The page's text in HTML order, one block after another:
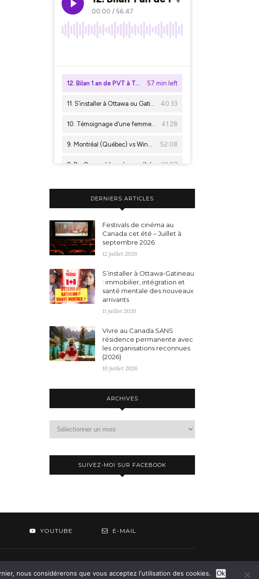
DERNIERS ARTICLES
Festivals de cinéma au
Canada cet été – Juillet à
septembre 2026
12 juillet 2026
S’installer à Ottawa-Gatineau
: immobilier, intégration et
santé mentale des nouveaux
arrivants
11 juillet 2026
Vivre au Canada SANS
résidence permanente avec
les organisations reconnues
(2026)
10 juillet 2026
ARCHIVES
SUIVEZ-MOI SUR FACEBOOK
YOUTUBE E-MAIL
nous considérerons que vous acceptez l'utilisation des cookies. Ok